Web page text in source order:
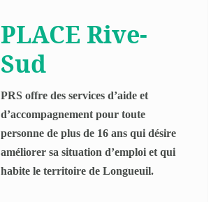
PLACE Rive-
Sud
PRS offre des services d’aide et
d’accompagnement pour toute
personne de plus de 16 ans qui désire
améliorer sa situation d’emploi et qui
habite le territoire de Longueuil.